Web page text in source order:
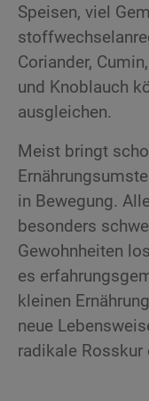
Speisen, viel
Coriander,
und Knoblauch
ausgleichen.
Meist bringt
in Bewegung.
besonders
Gewohnheiten
es
kleinen
neue
radikale Rosskur